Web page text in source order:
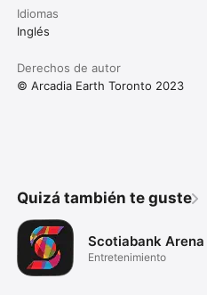
Idiomas
Inglés
Derechos de autor
© Arcadia Earth Toronto 2023
Quizá también te guste
Scotiabank Arena
Entretenimiento